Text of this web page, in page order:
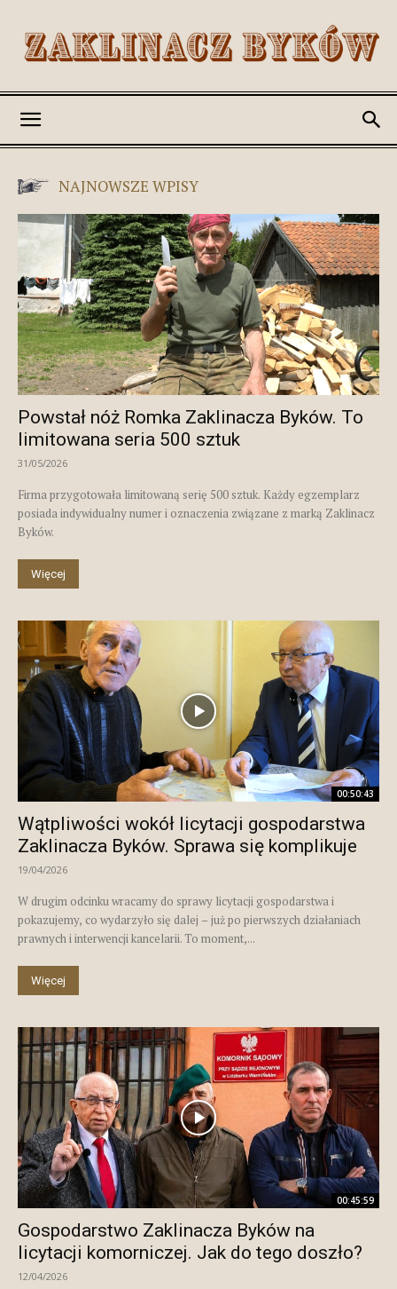
Zaklinacz
Byków
NAJNOWSZE WPISY
Powstał nóż Romka Zaklinacza Byków. To
limitowana seria 500 sztuk
31/05/2026
Firma przygotowała limitowaną serię 500 sztuk. Każdy egzemplarz
posiada indywidualny numer i oznaczenia związane z marką Zaklinacz
Byków.
Więcej
00:50:43
Wątpliwości wokół licytacji gospodarstwa
Zaklinacza Byków. Sprawa się komplikuje
19/04/2026
W drugim odcinku wracamy do sprawy licytacji gospodarstwa i
pokazujemy, co wydarzyło się dalej – już po pierwszych działaniach
prawnych i interwencji kancelarii. To moment,...
Więcej
00:45:59
Gospodarstwo Zaklinacza Byków na
licytacji komorniczej. Jak do tego doszło?
12/04/2026